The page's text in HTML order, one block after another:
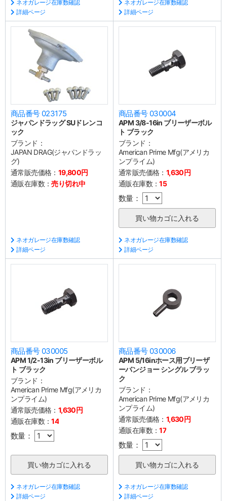
ネオガレージ在庫数確認
詳細ページ
ネオガレージ在庫数確認
詳細ページ
商品番号 023175
ジャパンドラッグ SUドレンコ
ック
ブランド：
JAPAN DRAG(ジャパンドラッ
グ)
通常販売価格： 19,800円
通販在庫数：売り切れ中
ネオガレージ在庫数確認
詳細ページ
商品番号 030004
APM 3/8-16in ブリーザーボル
ト ブラック
ブランド：
American Prime Mfg(アメリカ
ンプライム)
通常販売価格： 1,630円
通販在庫数：15
数量：
ネオガレージ在庫数確認
詳細ページ
商品番号 030005
APM 1/2-13in ブリーザーボル
ト ブラック
ブランド：
American Prime Mfg(アメリカ
ンプライム)
通常販売価格： 1,630円
通販在庫数：14
数量：
ネオガレージ在庫数確認
詳細ページ
商品番号 030006
APM 5/16inホース用ブリーザ
ーバンジョー シングル ブラッ
ク
ブランド：
American Prime Mfg(アメリカ
ンプライム)
通常販売価格： 1,630円
通販在庫数：17
数量：
ネオガレージ在庫数確認
詳細ページ